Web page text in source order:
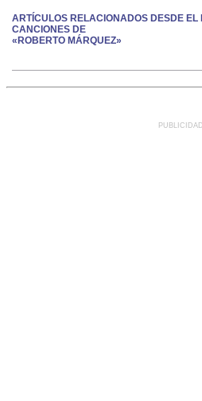
ARTÍCULOS RELACIONADOS DESDE EL
CANCIONES DE
«ROBERTO MÁRQUEZ»
PUBLICIDAD